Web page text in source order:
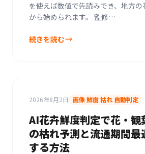
を使えば数値で先読みでき、地方の
から始められます。 監修…
続きを読む
2026年8月2日 画像 鮮度 枯れ 自動判定
AI花卉鮮度判定で花・観
の枯れ予測と流通期間最
する方法